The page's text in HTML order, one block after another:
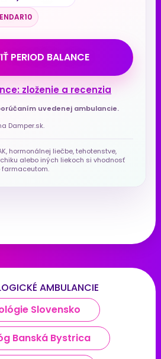
PERIOD BALANCE
zloženie a recenzia
uvedenej ambulancie.
Damper.sk.
hormonálnej liečbe, tehotenstve,
alebo iných liekoch si vhodnosť
farmaceutom.
AMBULANCIE
Slovensko
Banská Bystrica